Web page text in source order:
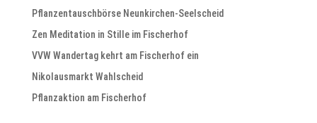
Pflanzentauschbörse Neunkirchen-Seelscheid
Zen Meditation in Stille im Fischerhof
VVW Wandertag kehrt am Fischerhof ein
Nikolausmarkt Wahlscheid
Pflanzaktion am Fischerhof